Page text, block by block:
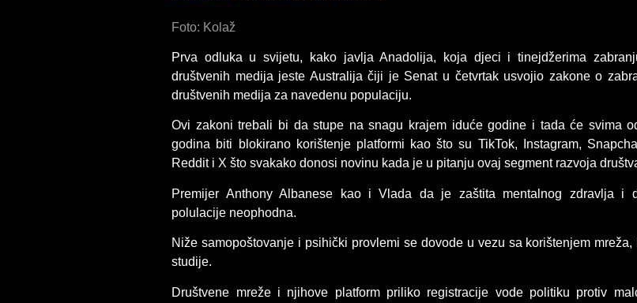
Foto: Kolaž
Prva odluka u svijetu, kako javlja Anadolija, koja djeci i tinejdžerima
društvenih medija jeste Australija čiji je Senat u četvrtak usvojio zakone o
društvenih medija za navedenu populaciju.
Ovi zakoni trebali bi da stupe na snagu krajem iduće godine i tada će svima
godina biti blokirano korištenje platformi kao što su TikTok, Instagram,
Reddit i X što svakako donosi novinu kada je u pitanju ovaj segment razvoja
Premijer Anthony Albanese kao i Vlada da je zaštita mentalnog zdravlja i
polulacije neophodna.
Niže samopoštovanje i psihički provlemi se dovode u vezu sa korištenjem mreža,
studije.
Društvene mreže i njihove platform priliko registracije vode politiku protiv